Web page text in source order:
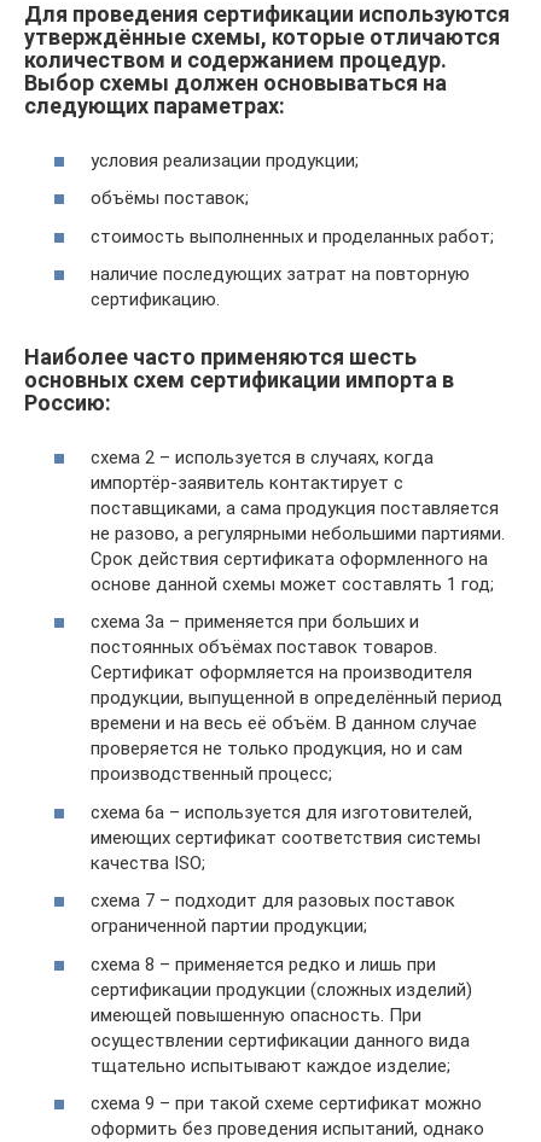
Для проведения сертификации используются
утверждённые схемы, которые отличаются
количеством и содержанием процедур.
Выбор схемы должен основываться на
следующих параметрах:
условия реализации продукции;
объёмы поставок;
стоимость выполненных и проделанных работ;
наличие последующих затрат на повторную
сертификацию.
Наиболее часто применяются шесть
основных схем сертификации импорта в
Россию:
схема 2 – используется в случаях, когда
импортёр-заявитель контактирует с
поставщиками, а сама продукция поставляется
не разово, а регулярными небольшими партиями.
Срок действия сертификата оформленного на
основе данной схемы может составлять 1 год;
схема 3а – применяется при больших и
постоянных объёмах поставок товаров.
Сертификат оформляется на производителя
продукции, выпущенной в определённый период
времени и на весь её объём. В данном случае
проверяется не только продукция, но и сам
производственный процесс;
схема 6а – используется для изготовителей,
имеющих сертификат соответствия системы
качества ISO;
схема 7 – подходит для разовых поставок
ограниченной партии продукции;
схема 8 – применяется редко и лишь при
сертификации продукции (сложных изделий)
имеющей повышенную опасность. При
осуществлении сертификации данного вида
тщательно испытывают каждое изделие;
схема 9 – при такой схеме сертификат можно
оформить без проведения испытаний, однако